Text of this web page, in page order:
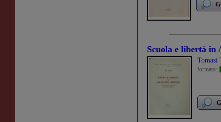
Scuola e libertà in
Tomasi
formato:
...